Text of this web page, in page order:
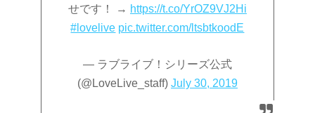
せです！ → https://t.co/YrOZ9VJ2Hi
#lovelive pic.twitter.com/ltsbtkoodE
— ラブライブ！シリーズ公式
(@LoveLive_staff) July 30, 2019